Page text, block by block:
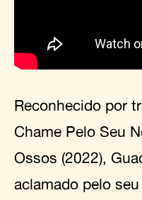
Reconhecido por
Chame Pelo Seu
Ossos (2022),
aclamado pelo